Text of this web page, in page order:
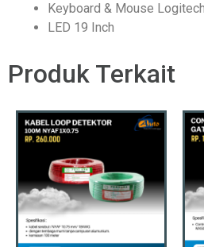
Keyboard & Mouse
LED 19 Inch
Produk Terkait